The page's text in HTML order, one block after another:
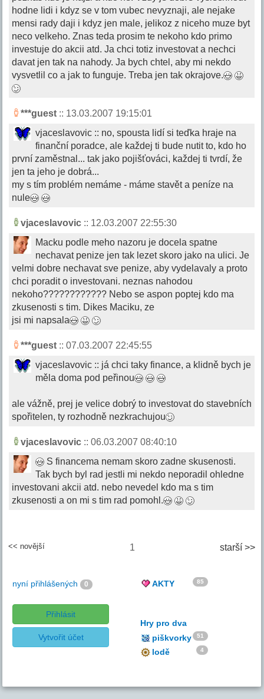
hodne lidi i kdyz se v tom vubec nevyznaji, ale nejake
mensi rady daji i kdyz jen male, jelikoz z niceho muze byt
neco velkeho. Znas teda prosim te nekoho kdo primo
investuje do akcii atd. Ja chci totiz investovat a nechci
davat jen tak na nahody. Ja bych chtel, aby mi nekdo
vysvetlil co a jak to funguje. Treba jen tak okrajove.
***guest :: 13.03.2007 19:15:01
vjaceslavovic :: no, spousta lidí si teďka hraje na
finanční poradce, ale každej ti bude nutit to, kdo ho
první zaměstnal... tak jako pojišťováci, každej ti tvrdí, že
jen ta jeho je dobrá...
my s tím problém nemáme - máme stavět a peníze na
nule
vjaceslavovic :: 12.03.2007 22:55:30
Macku podle meho nazoru je docela spatne
nechavat penize jen tak lezet skoro jako na ulici. Je
velmi dobre nechavat sve penize, aby vydelavaly a proto
chci poradit o investovani. neznas nahodou
nekoho???????????? Nebo se aspon poptej kdo ma
zkusenosti s tim. Dikes Maciku, ze
jsi mi napsala
***guest :: 07.03.2007 22:45:55
vjaceslavovic :: já chci taky finance, a klidně bych je
měla doma pod peřinou
ale vážně, prej je velice dobrý to investovat do stavebních
spořitelen, ty rozhodně nezkrachujou
vjaceslavovic :: 06.03.2007 08:40:10
S financema nemam skoro zadne skusenosti.
Tak bych byl rad jestli mi nekdo neporadil ohledne
investovani akcii atd. nebo nevedel kdo ma s tim
zkusenosti a on mi s tim rad pomohl.
starší >>
<< novější 1
nyní přihlášených 0
Přihlásit
Vytvořit účet
AKTY 85
Hry pro dva
piškvorky
51
lodě 4